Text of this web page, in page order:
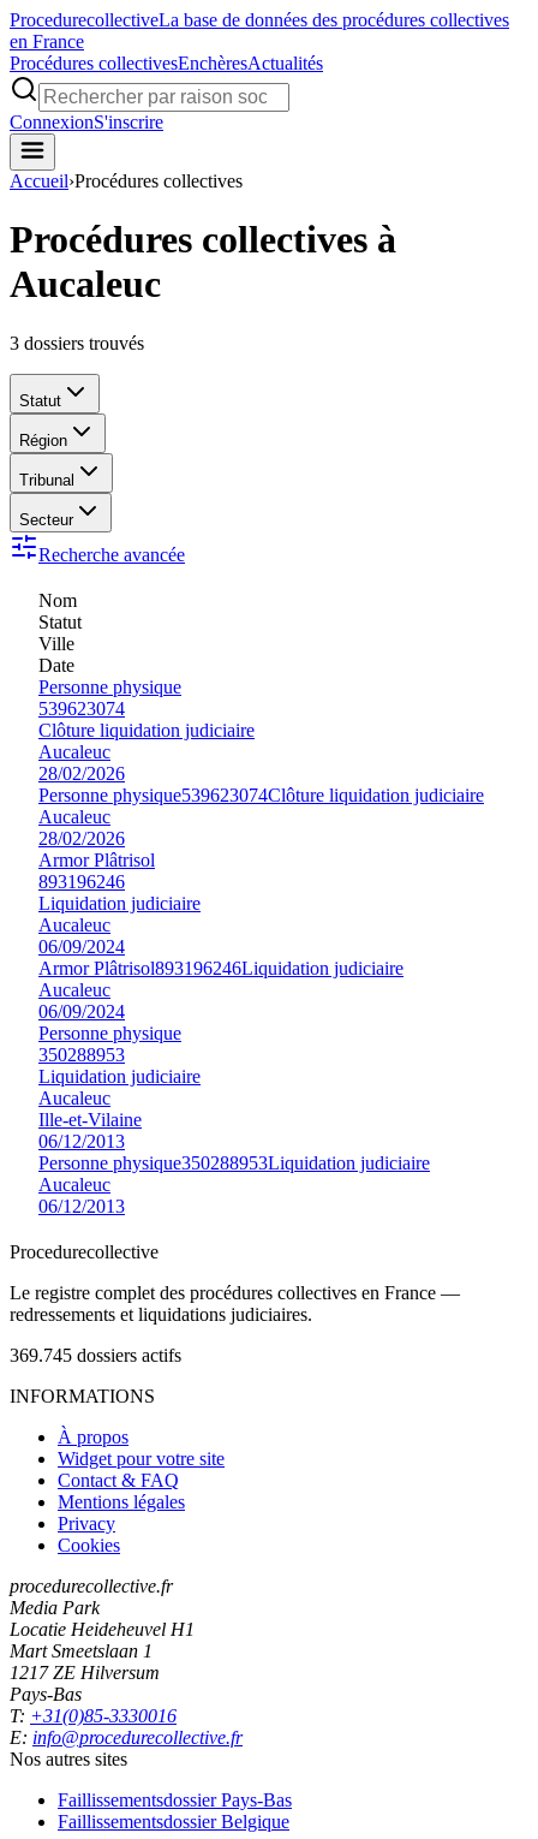
ProcedurecollectiveLa base de données des procédures collectives
en France
Procédures collectivesEnchèresActualités
ConnexionS'inscrire
Accueil›Procédures collectives
Procédures collectives à
Aucaleuc
3 dossiers trouvés
Statut
Région
Tribunal
Secteur
Recherche avancée
Nom
Statut
Ville
Date
Personne physique
539623074
Clôture liquidation judiciaire
Aucaleuc
28/02/2026
Personne physique539623074Clôture liquidation judiciaire
Aucaleuc
28/02/2026
Armor Plâtrisol
893196246
Liquidation judiciaire
Aucaleuc
06/09/2024
Armor Plâtrisol893196246Liquidation judiciaire
Aucaleuc
06/09/2024
Personne physique
350288953
Liquidation judiciaire
Aucaleuc
Ille-et-Vilaine
06/12/2013
Personne physique350288953Liquidation judiciaire
Aucaleuc
06/12/2013
Procedurecollective
Le registre complet des procédures collectives en France —
redressements et liquidations judiciaires.
369.745 dossiers actifs
INFORMATIONS
À propos
Widget pour votre site
Contact & FAQ
Mentions légales
Privacy
Cookies
procedurecollective.fr
Media Park
Locatie Heideheuvel H1
Mart Smeetslaan 1
1217 ZE Hilversum
Pays-Bas
T: +31(0)85-3330016
E: info@procedurecollective.fr
Nos autres sites
Faillissementsdossier Pays-Bas
Faillissementsdossier Belgique